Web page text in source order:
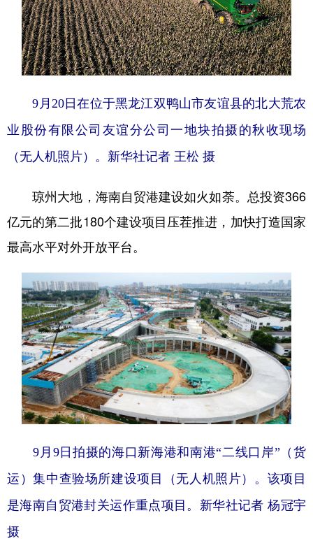
9月20日在位于黑龙江双鸭山市友谊县的北大荒农
业股份有限公司友谊分公司一地块拍摄的秋收现场
（无人机照片）。新华社记者 王松 摄
琼州大地，海南自贸港建设如火如荼。总投资366
亿元的第二批180个建设项目压茬推进，加快打造国家
最高水平对外开放平台。
9月9日拍摄的海口新海港和南港“二线口岸”（货
运）集中查验场所建设项目（无人机照片）。该项目
是海南自贸港封关运作重点项目。新华社记者 杨冠宇
摄